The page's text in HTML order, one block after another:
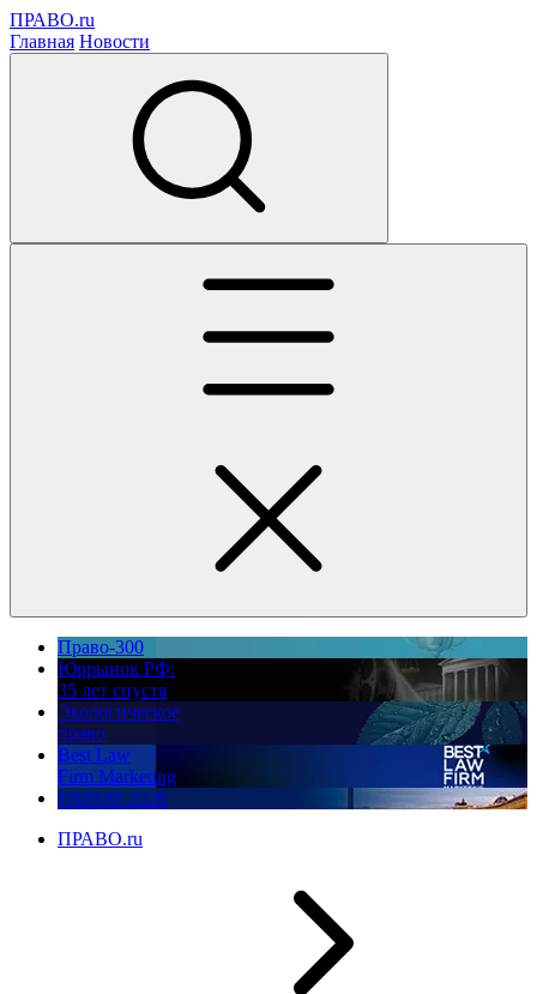
ПРАВО.ru
Главная Новости
Право-300
Юррынок РФ:
35 лет спустя
Экологическое
право
Best Law
Firm Marketing
ПМЮФ 2026
ПРАВО.ru